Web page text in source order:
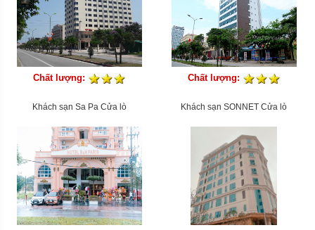
Chất lượng:
Khách sạn Sa Pa Cửa lò
Chất lượng:
Khách sạn SONNET Cửa lò